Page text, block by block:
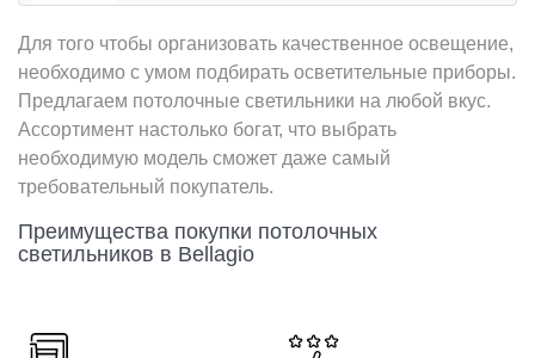
Для того чтобы организовать качественное освещение,
необходимо с умом подбирать осветительные приборы.
Предлагаем потолочные светильники на любой вкус.
Ассортимент настолько богат, что выбрать
необходимую модель сможет даже самый
требовательный покупатель.
Преимущества покупки потолочных
светильников в Bellagio